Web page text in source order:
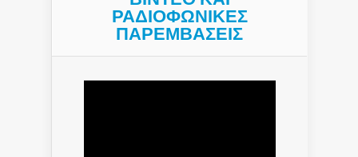
ΡΑΔΙΟΦΩΝΙΚΕΣ
ΠΑΡΕΜΒΑΣΕΙΣ